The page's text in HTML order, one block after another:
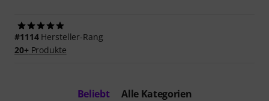
#1114Hersteller-Rang
20+Produkte
Beliebt Alle Kategorien